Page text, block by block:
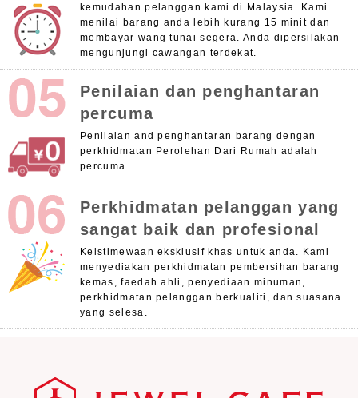
kemudahan pelanggan kami di Malaysia. Kami
menilai barang anda lebih kurang 15 minit dan
membayar wang tunai segera. Anda dipersilakan
mengunjungi cawangan terdekat.
Penilaian dan penghantaran
percuma
Penilaian and penghantaran barang dengan
perkhidmatan Perolehan Dari Rumah adalah
percuma.
Perkhidmatan pelanggan yang
sangat baik dan profesional
Keistimewaan eksklusif khas untuk anda. Kami
menyediakan perkhidmatan pembersihan barang
kemas, faedah ahli, penyediaan minuman,
perkhidmatan pelanggan berkualiti, dan suasana
yang selesa.